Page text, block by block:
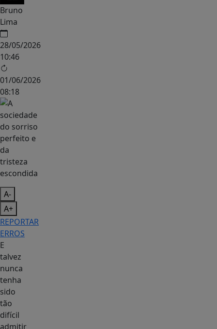
Bruno
Lima
28/05/2026
10:46
01/06/2026
08:18
A-
A+
REPORTAR
ERROS
E
talvez
nunca
tenha
sido
tão
difícil
admitir